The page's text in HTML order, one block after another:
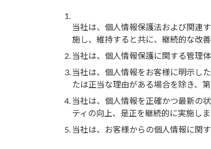
当社は、個人情報保護法および関連
施し、維持すると共に、継続的な改善
当社は、個人情報保護に関する管理
当社は、個人情報をお客様に明示し
たは正当な理由がある場合を除き、
当社は、個人情報を正確かつ最新の
ティの向上、是正を継続的に実施しま
当社は、お客様からの個人情報に関